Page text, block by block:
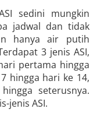
sedini mungkin
jadwal dan tidak
hanya air putih
3 jenis ASI,
pertama hingga
hingga hari ke 14,
seterusnya.
jenis ASI.